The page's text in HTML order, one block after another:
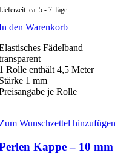
ca. 5 - 7 Tage
den Warenkorb
Fädelband
Rolle enthält 4,5 Meter
1 mm
je Rolle
Wunschzettel hinzufügen
Kappe – 10 mm